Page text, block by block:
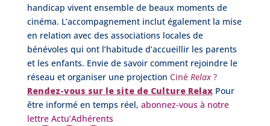
handicap vivent ensemble de beaux moments de
cinéma. L’accompagnement inclut également la mise
en relation avec des associations locales de
bénévoles qui ont l’habitude d’accueillir les parents
et les enfants. Envie de savoir comment rejoindre le
réseau et organiser une projection Ciné Relax?
Rendez-vous sur le site de Culture Relax Pour
être informé en temps réel, abonnez-vous à notre
lettre Actu’Adhérents